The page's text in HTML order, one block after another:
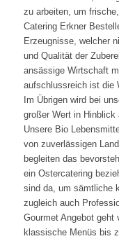
zu arbeiten, um
Catering Erkner
Erzeugnisse, welcher
und Qualität der
ansässige Wirtschaft
aufschlussreich ist die
Im Übrigen wird bei
großer Wert in
Unsere Bio
von zuverlässigen
begleiten das
ein Ostercatering
sind da, um sämtliche
zugleich auch
Gourmet Angebot geht
klassische Menüs bis